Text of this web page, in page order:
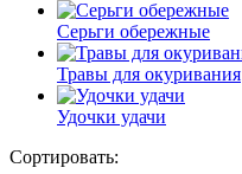
Серьги обережные
Травы для окуривания
Удочки удачи
Сортировать: